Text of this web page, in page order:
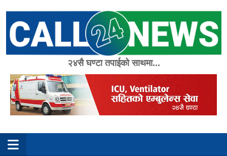
content
२४सै घण्टा तपाईको साथमा...